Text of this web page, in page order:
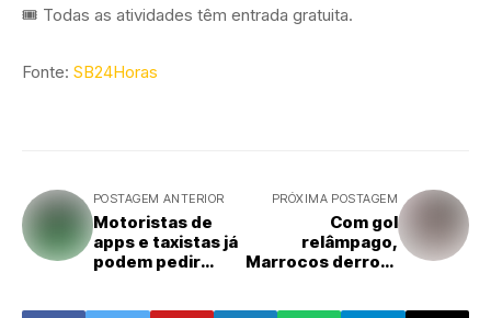
🎟️ Todas as atividades têm entrada gratuita.
Fonte: SB24Horas
POSTAGEM ANTERIOR
Motoristas de
apps e taxistas já
podem pedir
PRÓXIMA POSTAGEM
Com gol
relâmpago,
Marrocos derrota